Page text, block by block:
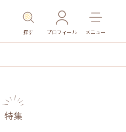
探す プロフィール メニュー
特集